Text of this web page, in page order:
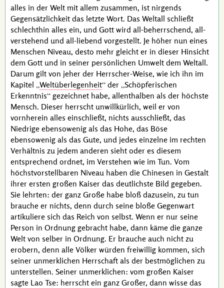
alles in der Welt mit allem zusammen, ist nirgends
Gegensätzlichkeit das letzte Wort. Das Weltall schließt
schlechthin alles ein, und Gott wird all-beherrschend, all-
verstehend und all-liebend vorgestellt. Je höher nun eines
Menschen Niveau, desto mehr gleicht er in dieser Hinsicht
dem Gott und in seiner persönlichen Umwelt dem Weltall.
Darum gilt von jeher der Herrscher-Weise, wie ich ihn im
Kapitel Weltüberlegenheit der Schöpferischen
Erkenntnis gezeichnet habe, allenthalben als der höchste
Mensch. Dieser herrscht unwillkürlich, weil er von
vornherein alles einschließt, nichts ausschließt, das
Niedrige ebensowenig als das Hohe, das Böse
ebensowenig als das Gute, und jedes einzelne im rechten
Verhältnis zu jedem anderen sieht oder es diesem
entsprechend ordnet, im Verstehen wie im Tun. Vom
höchstvorstellbaren Niveau haben die Chinesen in Gestalt
ihrer ersten großen Kaiser das deutlichste Bild gegeben.
Sie lehrten: der ganz Große habe bloß dazusein, zu tun
brauche er nichts, denn durch seine bloße Gegenwart
artikuliere sich das Reich von selbst. Wenn er nur seine
Person in Ordnung gebracht habe, dann käme die ganze
Welt von selber in Ordnung. Er brauche auch nicht zu
erobern, denn alle Völker würden freiwillig kommen, sich
seiner unmerklichen Herrschaft als der bestmöglichen zu
unterstellen. Seiner unmerklichen: vom großen Kaiser
sagte Lao Tse: herrscht ein ganz Großer, dann wisse das